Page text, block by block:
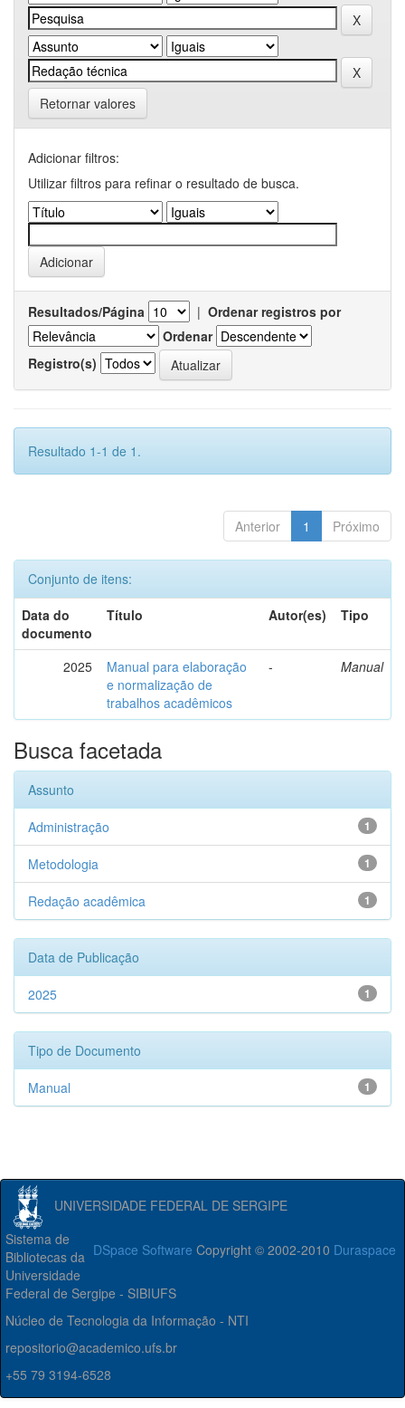
Retornar valores
Adicionar filtros:
Utilizar filtros para refinar o resultado de busca.
Resultados/Página | Ordenar registros por
Ordenar
Registro(s)
Resultado 1-1 de 1.
Anterior 1 Próximo
Conjunto de itens:
Data do
documento
Título Autor(es) Tipo
2025
Manual para elaboração
e normalização de
trabalhos acadêmicos
- Manual
Busca facetada
Assunto
1
Administração
1
Metodologia
1
Redação acadêmica
Data de Publicação
1
2025
Tipo de Documento
1
Manual
UNIVERSIDADE FEDERAL DE SERGIPE
DSpace Software Copyright © 2002-2010 Duraspace
Sistema de
Bibliotecas da
Universidade
Federal de Sergipe - SIBIUFS
Núcleo de Tecnologia da Informação - NTI
repositorio@academico.ufs.br
+55 79 3194-6528